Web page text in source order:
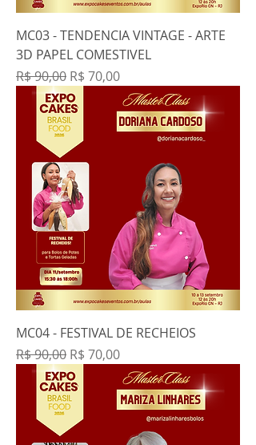
MC03 - TENDENCIA VINTAGE - ARTE
3D PAPEL COMESTIVEL
Preço normal
R$ 90,00 Preço promocional
R$ 70,00
MC04 - FESTIVAL DE RECHEIOS
Preço normal
R$ 90,00 Preço promocional
R$ 70,00